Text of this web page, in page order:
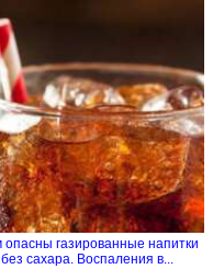
опасны газированные напитки
без сахара. Воспаления в...